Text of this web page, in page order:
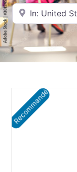
A proximité de
Recommandé